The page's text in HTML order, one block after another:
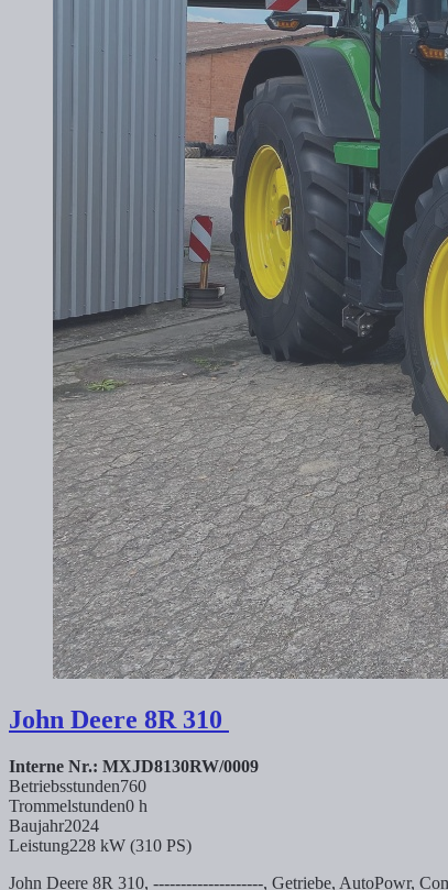
John Deere 8R 310
Interne Nr.: MXJD8130RW/0009
Betriebsstunden760
Trommelstunden0 h
Baujahr2024
Leistung228 kW (310 PS)
John Deere 8R 310, --------------------, Getriebe, AutoPowr,